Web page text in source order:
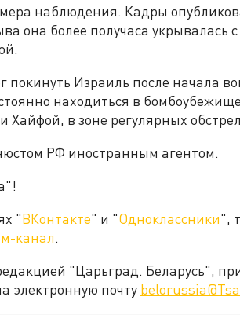
наблюдения. Кадры
она более получаса укрывалась
покинуть Израиль после начала
находиться в
в зоне регулярных
РФ иностранным агентом.
"ВКонтакте" и "Одноклассники",
канал.
"Царьград. Беларусь",
электронную почту